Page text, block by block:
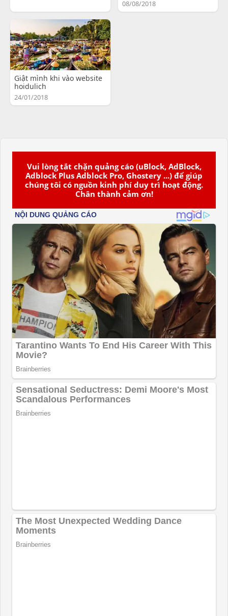
Vui lòng tắt chặn quảng cáo (uBlock, AdBlock,
Adblock Plus Adblock Pro, Ghostery ...) để giúp
chúng tôi có nguồn kinh phí duy trì hoạt động.
Chân thành cảm ơn!
08/08/2018
Giật mình khi vào website
hoidulich
24/01/2018